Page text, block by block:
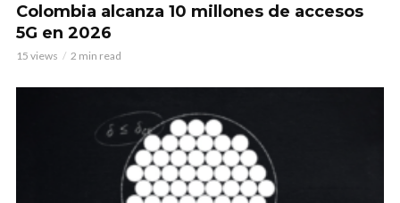
Colombia alcanza 10 millones de accesos
5G en 2026
15 views 2 min read